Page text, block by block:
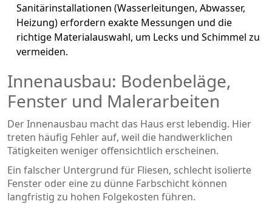
Sanitärinstallationen (Wasserleitungen, Abwasser,
Heizung) erfordern exakte Messungen und die
richtige Materialauswahl, um Lecks und Schimmel zu
vermeiden.
Innenausbau: Bodenbeläge,
Fenster und Malerarbeiten
Der Innenausbau macht das Haus erst lebendig. Hier
treten häufig Fehler auf, weil die handwerklichen
Tätigkeiten weniger offensichtlich erscheinen.
Ein falscher Untergrund für Fliesen, schlecht isolierte
Fenster oder eine zu dünne Farbschicht können
langfristig zu hohen Folgekosten führen.